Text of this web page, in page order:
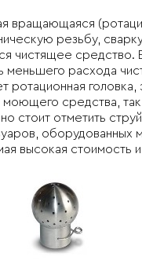
вращающаяся
резьбу,
чистящее средство.
меньшего расхода
ротационная
моющего средства,
стоит отметить
оборудованных
высокая